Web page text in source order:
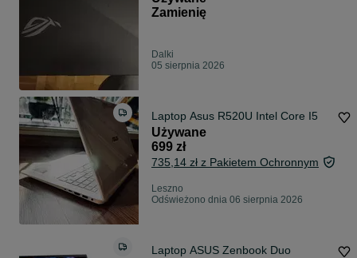
Zamienię
Dalki
05 sierpnia 2026
Laptop Asus R520U Intel Core I5
Używane
699 zł
735,14 zł z Pakietem Ochronnym
Leszno
Odświeżono dnia 06 sierpnia 2026
Laptop ASUS Zenbook Duo